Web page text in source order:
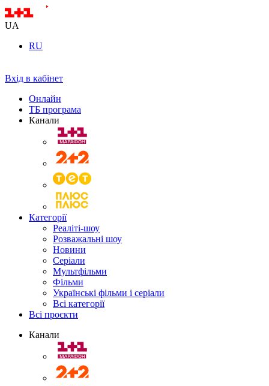
UA
RU
Вхід в кабінет
Онлайн
ТБ програма
Канали
Категорії
Реаліті-шоу
Розважальні шоу
Новини
Серіали
Мультфільми
Фільми
Українські фільми і серіали
Всі категорії
Всі проєкти
Канали